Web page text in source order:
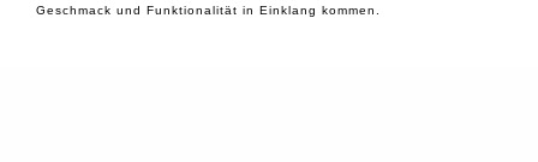
Geschmack und Funktionalität in Einklang kommen.